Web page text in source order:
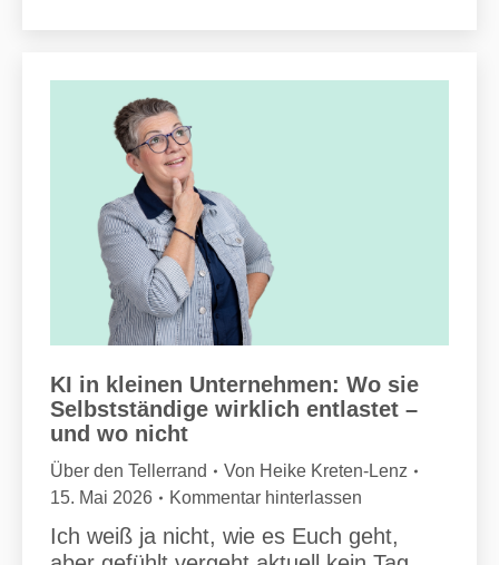
KI in kleinen Unternehmen: Wo sie
Selbstständige wirklich entlastet –
und wo nicht
Über den Tellerrand Von Heike Kreten-Lenz
15. Mai 2026
Kommentar hinterlassen
Ich weiß ja nicht, wie es Euch geht,